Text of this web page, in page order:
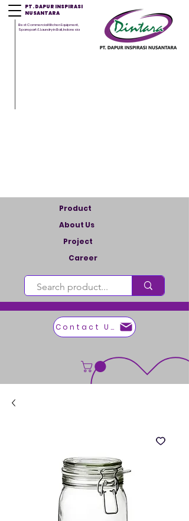
PT. DAPUR INSPIRASI
NUSANTARA
Best Commercial Kitchen Equipment,
Sparepart & Laundry in Bali, Indonesia
Career
Contact Us
Product
About Us
Project